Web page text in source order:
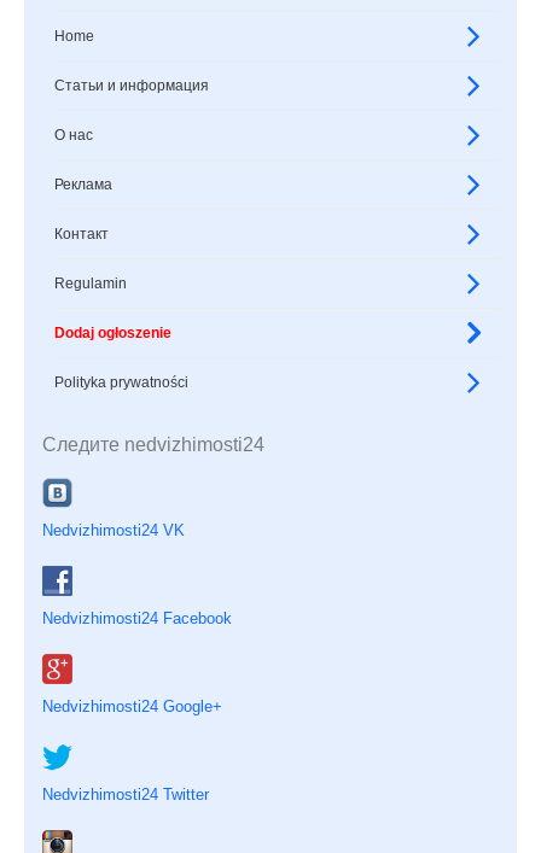
Home
Статьи и информация
О нас
Реклама
Контакт
Regulamin
Dodaj ogłoszenie
Polityka prywatności
Следите nedvizhimosti24
Nedvizhimosti24 VK
Nedvizhimosti24 Facebook
Nedvizhimosti24 Google+
Nedvizhimosti24 Twitter